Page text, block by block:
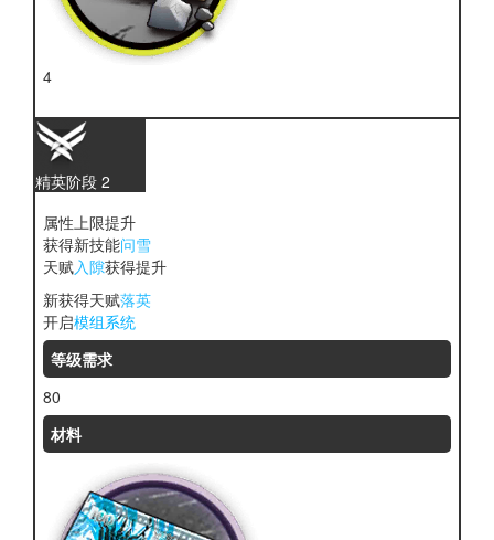
4
精英阶段 2
属性上限提升
获得新技能问雪
天赋入隙获得提升
新获得天赋落英
开启模组系统
等级需求
80
材料